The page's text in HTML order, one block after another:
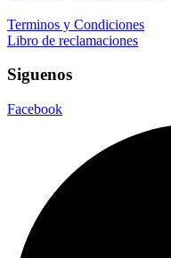
Terminos y Condiciones
Libro de reclamaciones
Siguenos
Facebook